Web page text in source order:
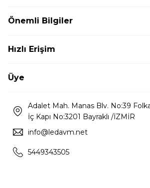
Önemli Bilgiler
Hızlı Erişim
Üye
Adalet Mah. Manas Blv. No:39
İç Kapı No:3201 Bayraklı /İZMİR
info@ledavm.net
5449343505